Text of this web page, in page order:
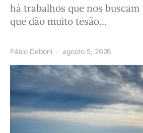
há trabalhos que nos
que dão muito tesão…
Fábio Deboni agosto 5, 2026